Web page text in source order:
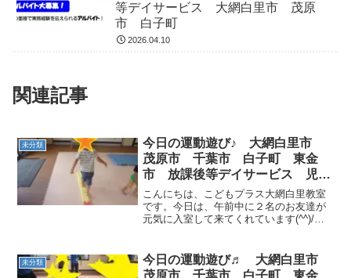
等デイサービス 大網白里市 茂原
市 白子町
2026.04.10
関連記事
未分類
今日の運動遊び♪ 大網白里市
茂原市 千葉市 白子町 東金
市 放課後等デイサービス 児童
発達支援
こんにちは、こどもプラス大網白里教室
です。今日は、午前中に２名のお友達が
元気に入室して来てくれています(^^)/運
た。マットでは、しっかりと手を付き前
転を披露してくれてい...
未分類
今日の運動遊び♬ 大網白里市